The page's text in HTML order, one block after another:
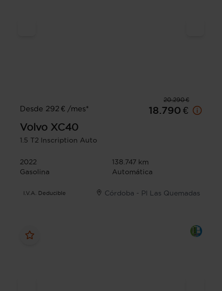
20.290 €
Desde 292 € /mes*
18.790 €
Volvo XC40
1.5 T2 Inscription Auto
2022
138.747 km
Gasolina
Automática
I.V.A. Deducible Córdoba - PI Las Quemadas